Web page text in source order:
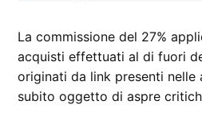
La commissione del 27%
acquisti effettuati al di fuori
originati da link presenti nelle
subito oggetto di aspre